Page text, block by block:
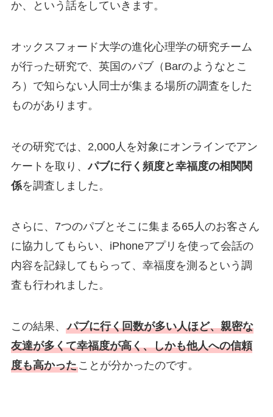
か、という話をしていきます。
オックスフォード大学の進化心理学の研究チーム
が行った研究で、英国のパブ（Barのようなとこ
ろ）で知らない人同士が集まる場所の調査をした
ものがあります。
その研究では、2,000人を対象にオンラインでアン
ケートを取り、パブに行く頻度と幸福度の相関関
係を調査しました。
さらに、7つのパブとそこに集まる65人のお客さん
に協力してもらい、iPhoneアプリを使って会話の
内容を記録してもらって、幸福度を測るという調
査も行われました。
この結果、 パブに行く回数が多い人ほど、親密な
友達が多くて幸福度が高く、しかも他人への信頼
度も高かったことが分かったのです。